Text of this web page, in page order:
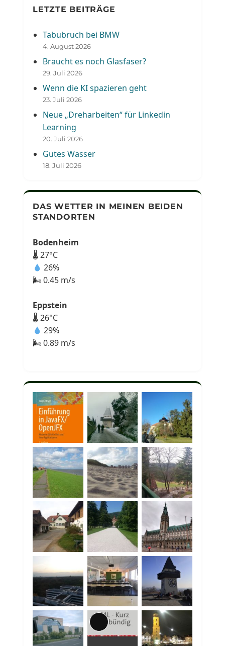
LETZTE BEITRÄGE
Tabubruch bei BMW
4. August 2026
Braucht es noch Glasfaser?
29. Juli 2026
Wenn die KI spazieren geht
23. Juli 2026
Neue „Dreharbeiten“ für Linkedin
Learning
20. Juli 2026
Gutes Wasser
18. Juli 2026
DAS WETTER IN MEINEN BEIDEN
STANDORTEN
Bodenheim
🌡 27°C
26%
🌬 0.45 m/s
Eppstein
🌡 26°C
29%
🌬 0.89 m/s
Lange
Beschreibung